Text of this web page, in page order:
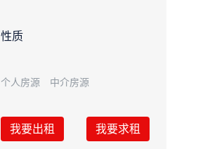
性质
个人房源 中介房源
我要出租 我要求租